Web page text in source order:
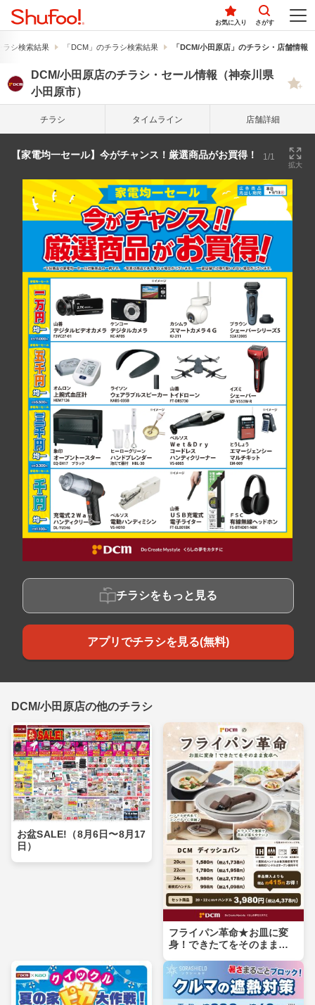
お気に入り さがす
ラシ検索結果 「DCM」のチラシ検索結果 「DCM/小田原店」のチラシ・店舗情報
DCM/小田原店のチラシ・セール情報（神奈川県
小田原市）
チラシ タイム ライン 店舗詳細
【家電均一セール】今がチャンス！厳選商品がお買得！ 1/1
拡大
チラシをもっと見る
アプリでチラシを見る(無料)
DCM/小田原店の他のチラシ
お盆SALE!（8月6日〜8月17
日）
フライパン革命★お皿に変
身！できたてをそのまま食